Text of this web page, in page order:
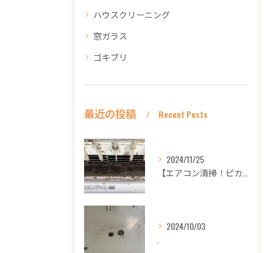
ハウスクリーニング
窓ガラス
ゴキブリ
最近の投稿 Recent Posts
2024/11/25
2024/10/03